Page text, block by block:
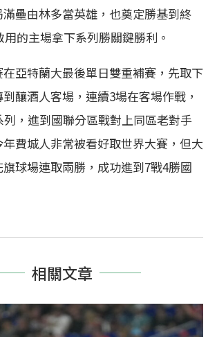
壘由林多當英雄，也奠定勝基到終
的主場拿下系列勝關鍵勝利。
亞特蘭大最後單日雙重補賽，先取下
釀酒人客場，連續3場在客場作戰，
，進到國聯分區戰對上同區老對手
費城人非常被看好取世界大賽，但大
球場連取兩勝，成功進到7戰4勝國
相關文章